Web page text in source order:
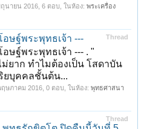
ถุนายน 2016 , 6 ตอบ, ในห้อง: พระเครื่อง
Thread
ษฐ์พระพุทธเจ้า ---
ษฐ์พระพุทธเจ้า --- . "
ม่ยาก ทำไมต้องเป็น โสดาบัน
ยบุคคลชั้นต้น...
ฤษภาคม 2016 , 0 ตอบ, ในห้อง: พุทธศาสนา
Thread